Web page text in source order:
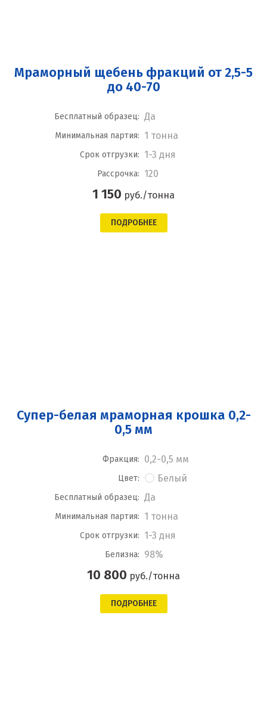
Мраморный щебень фракций от 2,5-5
до 40-70
Бесплатный образец: Да
Минимальная партия: 1 тонна
Срок отгрузки: 1-3 дня
Рассрочка: 120
1 150 руб./тонна
ПОДРОБНЕЕ
Супер-белая мраморная крошка 0,2-
0,5 мм
Фракция: 0,2-0,5 мм
Цвет: Белый
Бесплатный образец: Да
Минимальная партия: 1 тонна
Срок отгрузки: 1-3 дня
Белизна: 98%
10 800 руб./тонна
ПОДРОБНЕЕ